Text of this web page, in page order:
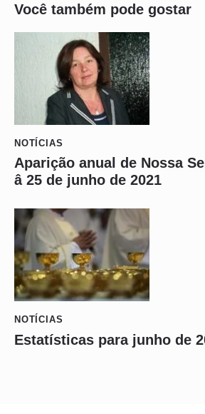
Você também pode gostar
NOTÍCIAS
Aparição anual de Nossa
â 25 de junho de 2021
NOTÍCIAS
Estatísticas para junho de